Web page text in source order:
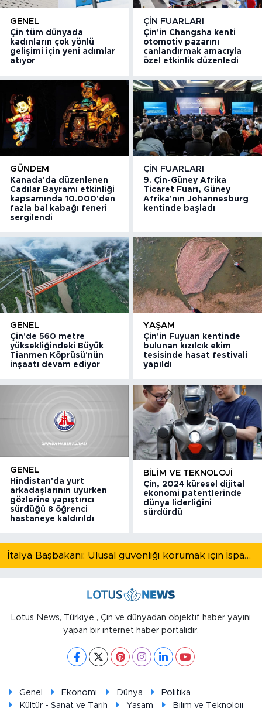
GENEL
Çin tüm dünyada
kadınların çok yönlü
gelişimi için yeni adımlar
atıyor
ÇIN FUARLARI
Çin'in Changsha kenti
otomotiv pazarını
canlandırmak amacıyla
özel etkinlik düzenledi
GÜNDEM
Kanada'da düzenlenen
Cadılar Bayramı etkinliği
kapsamında 10.000'den
fazla bal kabağı feneri
sergilendi
ÇIN FUARLARI
9. Çin-Güney Afrika
Ticaret Fuarı, Güney
Afrika'nın Johannesburg
kentinde başladı
GENEL
Çin'de 560 metre
yüksekliğindeki Büyük
Tianmen Köprüsü'nün
inşaatı devam ediyor
YAŞAM
Çin'in Fuyuan kentinde
bulunan kızılcık ekim
tesisinde hasat festivali
yapıldı
GENEL
Hindistan'da yurt
arkadaşlarının uyurken
gözlerine yapıştırıcı
sürdüğü 8 öğrenci
hastaneye kaldırıldı
BILIM VE TEKNOLOJI
Çin, 2024 küresel dijital
ekonomi patentlerinde
dünya liderliğini
sürdürdü
İtalya Başbakanı: Ulusal güvenliği korumak için İspanya ile Schengen kapsamındaki serbest dolaşımı askıya alıyoruz
Lotus News, Türkiye , Çin ve dünyadan objektif haber yayını
yapan bir internet haber portalıdır.
Genel Ekonomi Dünya
Politika
Kültür - Sanat ve Tarih
Yaşam Bilim ve Teknoloji